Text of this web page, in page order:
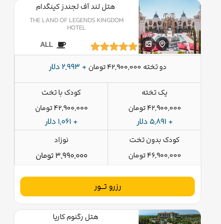
هتل لند آف لجندز کینگدام
THE LAND OF LEGENDS KINGDOM
HOTEL
ALL
دو تخته 42,900,000 تومان + 2,993 دلار
یک تخته
42,900,000 تومان
+ 5,891 دلار
کودک با تخت
42,900,000 تومان
+ 1,061 دلار
کودک بدون تخت
46,900,000 تومان
نوزاد
3,990,000 تومان
رزرو تــور
هتل رگنوم کاریا